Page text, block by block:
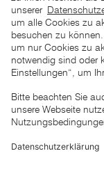
*der "statt"-
unter